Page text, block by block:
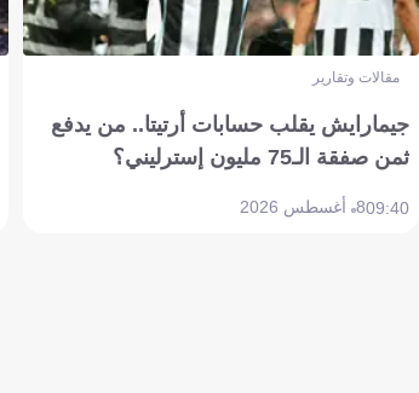
مقالات وتقارير
جيمارايش يقلب حسابات أرتيتا.. من يدفع
ثمن صفقة الـ75 مليون إسترليني؟
09:408 أغسطس 2026